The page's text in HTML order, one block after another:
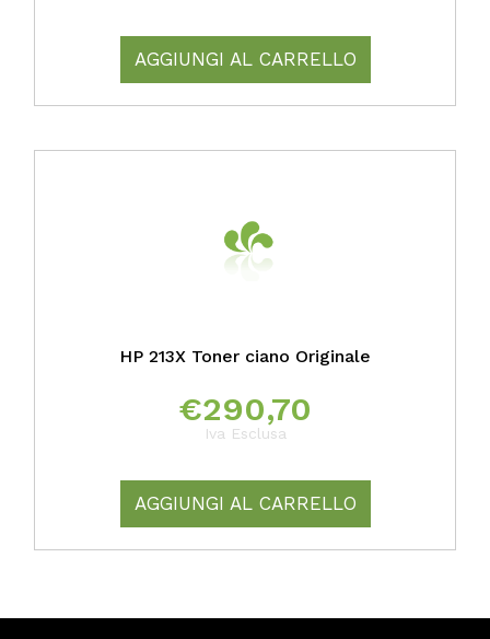
AGGIUNGI AL CARRELLO
HP 213X Toner ciano Originale
€290,70
Iva Esclusa
AGGIUNGI AL CARRELLO